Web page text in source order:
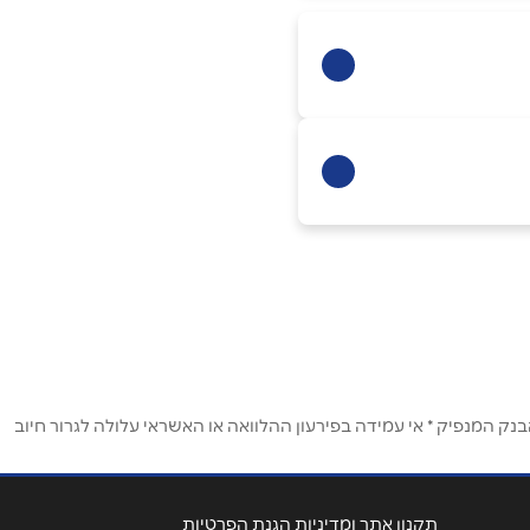
* אי עמידה בפירעון ההלוואה או האשראי עלולה לגרור חיוב
תקנון אתר ומדיניות הגנת הפרטיות